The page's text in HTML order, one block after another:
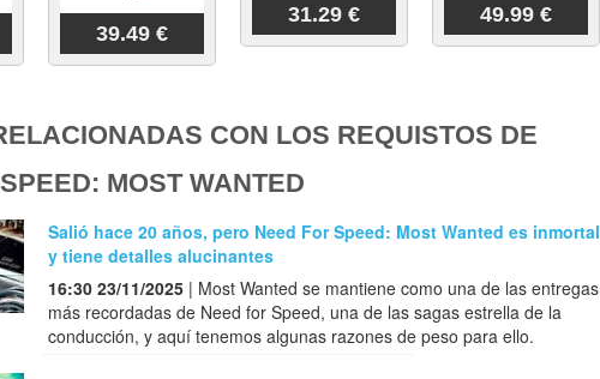
39.49 €
31.29 € 49.99 €
CON LOS REQUISTOS DE
MOST WANTED
Salió hace 20 años, pero Need For Speed: Most Wanted es inmortal
y tiene detalles alucinantes
16:30 23/11/2025 | Most Wanted se mantiene como una de las entregas
más recordadas de Need for Speed, una de las sagas estrella de la
conducción, y aquí tenemos algunas razones de peso para ello.